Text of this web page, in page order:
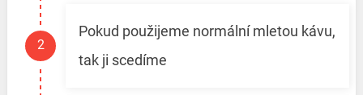
Pokud použijeme normální mletou kávu,
tak ji scedíme